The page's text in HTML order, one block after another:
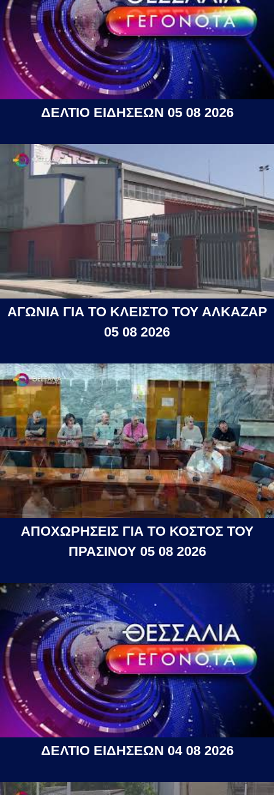
ΔΕΛΤΙΟ ΕΙΔΗΣΕΩΝ 05 08 2026
ΑΓΩΝΙΑ ΓΙΑ ΤΟ ΚΛΕΙΣΤΟ ΤΟΥ ΑΛΚΑΖΑΡ
05 08 2026
ΑΠΟΧΩΡΗΣΕΙΣ ΓΙΑ ΤΟ ΚΟΣΤΟΣ ΤΟΥ
ΠΡΑΣΙΝΟΥ 05 08 2026
ΔΕΛΤΙΟ ΕΙΔΗΣΕΩΝ 04 08 2026